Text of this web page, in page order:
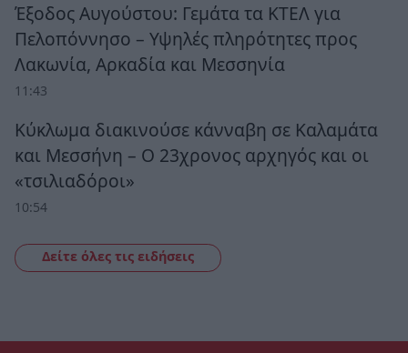
Έξοδος Αυγούστου: Γεμάτα τα ΚΤΕΛ για
Πελοπόννησο – Υψηλές πληρότητες προς
Λακωνία, Αρκαδία και Μεσσηνία
11:43
Κύκλωμα διακινούσε κάνναβη σε Καλαμάτα
και Μεσσήνη – Ο 23χρονος αρχηγός και οι
«τσιλιαδόροι»
10:54
Δείτε όλες τις ειδήσεις